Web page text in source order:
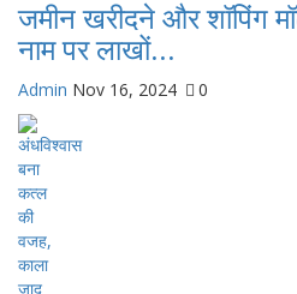
जमीन खरीदने और शॉपिंग
नाम पर लाखों...
Admin Nov 16, 2024 0